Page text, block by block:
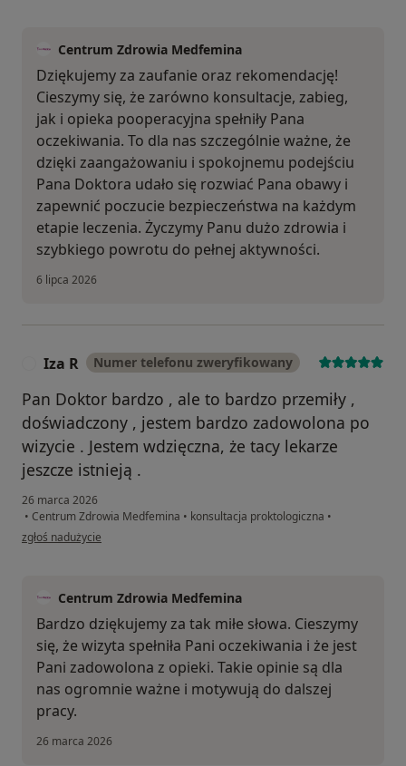
Centrum Zdrowia Medfemina
Dziękujemy za zaufanie oraz rekomendację!
Cieszymy się, że zarówno konsultacje, zabieg,
jak i opieka pooperacyjna spełniły Pana
oczekiwania. To dla nas szczególnie ważne, że
dzięki zaangażowaniu i spokojnemu podejściu
Pana Doktora udało się rozwiać Pana obawy i
zapewnić poczucie bezpieczeństwa na każdym
etapie leczenia. Życzymy Panu dużo zdrowia i
szybkiego powrotu do pełnej aktywności.
6 lipca 2026
Iza R Numer telefonu zweryfikowany
Pan Doktor bardzo , ale to bardzo przemiły ,
doświadczony , jestem bardzo zadowolona po
wizycie . Jestem wdzięczna, że tacy lekarze
jeszcze istnieją .
26 marca 2026
• Centrum Zdrowia Medfemina • konsultacja proktologiczna •
w opinii użytkownika Iza R
zgłoś nadużycie
Centrum Zdrowia Medfemina
Bardzo dziękujemy za tak miłe słowa. Cieszymy
się, że wizyta spełniła Pani oczekiwania i że jest
Pani zadowolona z opieki. Takie opinie są dla
nas ogromnie ważne i motywują do dalszej
pracy.
26 marca 2026